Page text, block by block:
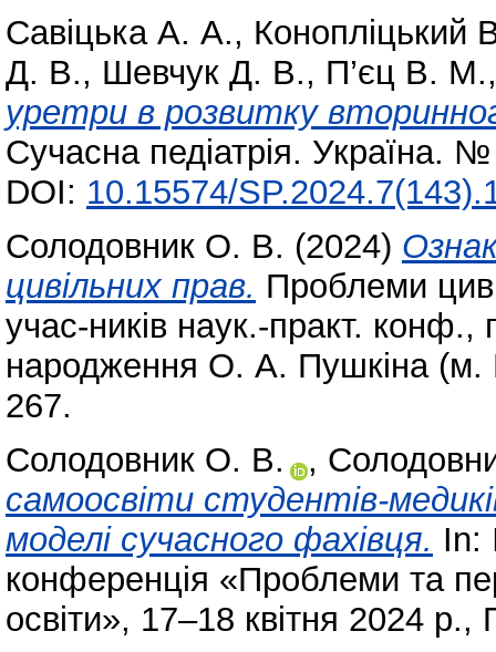
Савіцька А. А., Конопліцький
Д. В., Шевчук Д. В., П’єц В. М.
уретри в розвитку
Сучасна педіатрія. Україна.
DOI: 10.15574/
Солодовник О. В. (2024)
цивільних прав. Проблеми
учас-ників наук.-практ. конф.,
народження О. А. Пушкіна (м.
267.
Солодовник О. В.
,
самоосвіти студентів-
моделі сучасного фахівця. In:
конференція «Проблеми та
освіти», 17–18 квітня 2024